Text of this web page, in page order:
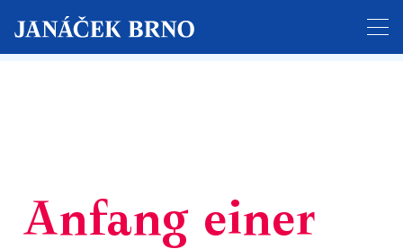
Der Ticketverkauf für das gesamte Festival hat
begonnen!
Anfang einer